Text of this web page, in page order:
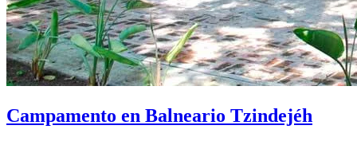
Campamento en Balneario Tzindejéh